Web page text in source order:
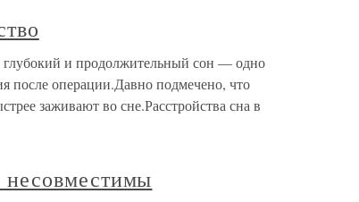
и продолжительный сон — одно
после операции.Давно подмечено, что
заживают во сне.Расстройства сна в